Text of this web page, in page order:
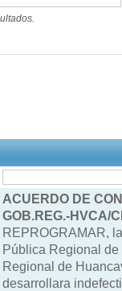
ACUERDO DE
GOB.REG.-HVCA/
REPROGRAMAR,
Pública Regional
Regional de
desarrollara